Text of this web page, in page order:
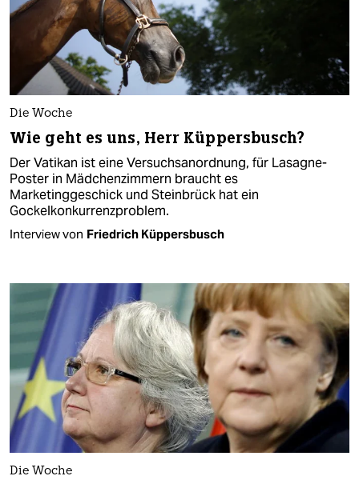
Die Woche
Wie geht es uns, Herr Küppersbusch?
Der Vatikan ist eine Versuchsanordnung, für Lasagne-
Poster in Mädchenzimmern braucht es
Marketinggeschick und Steinbrück hat ein
Gockelkonkurrenzproblem.
Interview von Friedrich Küppersbusch
Die Woche